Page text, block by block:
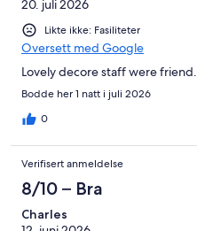
20. juli 2026
Likte ikke: Fasiliteter
Oversett med Google
Lovely decore staff were friend.
Bodde her 1 natt i juli 2026
0
Verifisert anmeldelse
8/10 – Bra
Charles